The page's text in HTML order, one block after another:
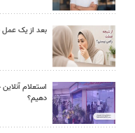
بعد از یک عمل
استعلام
دهیم؟